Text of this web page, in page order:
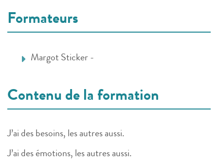
Formateurs
Margot Sticker -
Contenu de la formation
J’ai des besoins, les autres aussi.
J’ai des émotions, les autres aussi.